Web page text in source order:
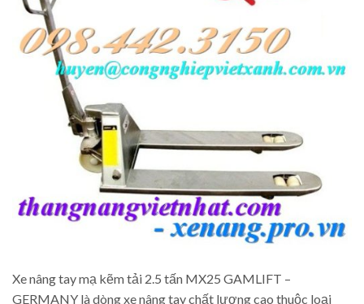
Xe nâng tay mạ kẽm tải 2.5 tấn MX25 GAMLIFT –
GERMANY là dòng xe nâng tay chất lượng cao thuộc loại